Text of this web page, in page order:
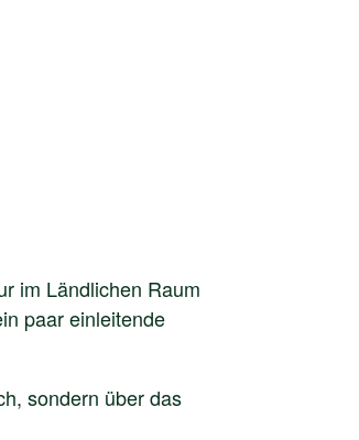
im Ländlichen Raum
paar einleitende
sondern über das